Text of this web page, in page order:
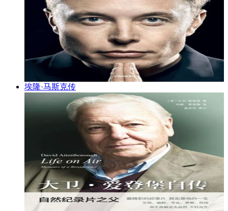
埃隆·马斯克传